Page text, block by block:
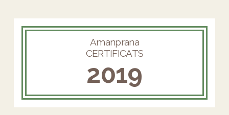
Amanprana
CERTIFICATS
2019